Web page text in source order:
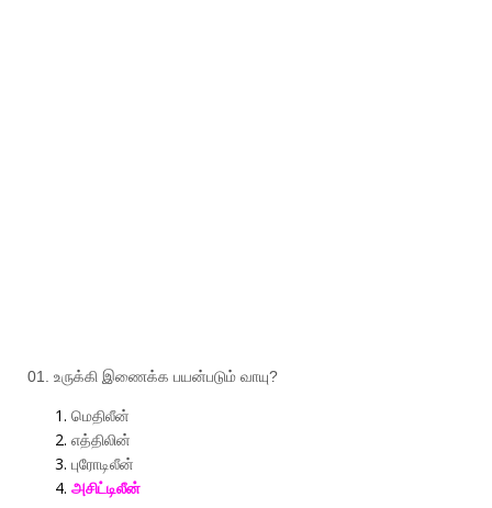
01. உருக்கி இணைக்க பயன்படும் வாயு?
மெதிலீன்
எத்திலின்
புரோடிலீன்
அசிட்டிலீன்